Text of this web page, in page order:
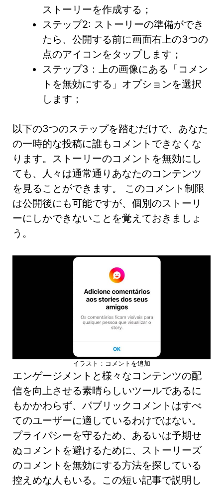
ストーリーを作成する；
ステップ2: ストーリーの準備ができ
たら、公開する前に画面右上の3つの
点のアイコンをタップします；
ステップ3：上の画像にある「コメン
トを無効にする」オプションを選択
します；
以下の3つのステップを踏むだけで、あなた
の一時的な投稿に誰もコメントできなくな
ります。ストーリーのコメントを無効にし
ても、人々は通常通りあなたのコンテンツ
を見ることができます。 このコメント制限
は公開後にも可能ですが、個別のストーリ
ーにしかできないことを覚えておきましょ
う。
イラスト：コメントを追加
エンゲージメントと様々なコンテンツの配
信を向上させる素晴らしいツールであるに
もかかわらず、パブリックコメントはすべ
てのユーザーに適しているわけではない。
プライバシーを守るため、あるいは予期せ
ぬコメントを避けるために、ストーリーズ
のコメントを無効にする方法を探している
控えめな人もいる。この短い記事で説明し